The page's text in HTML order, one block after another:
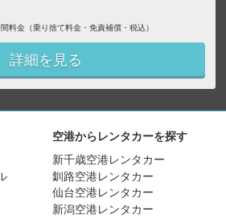
料金（乗り捨て料金・免責補償・税込）
詳細を見る
空港からレンタカーを探す
新千歳空港レンタカー
釧路空港レンタカー
仙台空港レンタカー
新潟空港レンタカー